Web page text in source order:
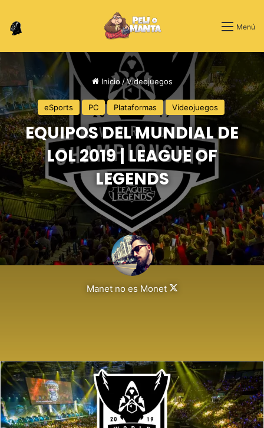
Switch skin Menú
Inicio /Videojuegos
eSports PC Plataformas Videojuegos
EQUIPOS DEL MUNDIAL DE
LOL 2019 | LEAGUE OF
LEGENDS
Manet no es Monet
Follow